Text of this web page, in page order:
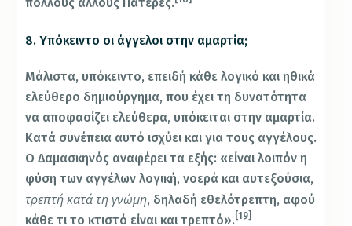
8. Υπόκειντο οι άγγελοι στην αμαρτία;
Μάλιστα, υπόκειντο, επειδή κάθε λογικό και ηθικά
ελεύθερο δημιούργημα, που έχει τη δυνατότητα
να αποφασίζει ελεύθερα, υπόκειται στην αμαρτία.
Κατά συνέπεια αυτό ισχύει και για τους αγγέλους.
Ο Δαμασκηνός αναφέρει τα εξής: «είναι λοιπόν η
φύση των αγγέλων λογική, νοερά και αυτεξούσια,
τρεπτή κατά τη γνώμη, δηλαδή εθελότρεπτη, αφού
κάθε τι το κτιστό είναι και τρεπτό». [19]